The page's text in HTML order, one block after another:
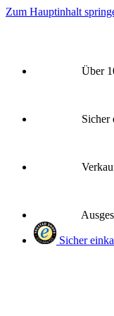
Zum Hauptinhalt
Über
Sicher
Sicher